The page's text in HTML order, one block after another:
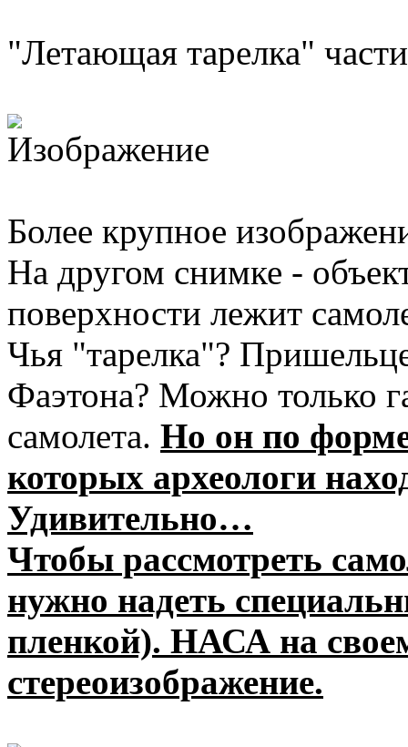
"Летающая тарелка"
Более крупное
На другом снимке -
поверхности лежит
Чья "тарелка"?
Фаэтона? Можно только
самолета. Но он по
которых археологи
Удивительно…
Чтобы рассмотреть
нужно надеть
пленкой). НАСА на
стереоизображение.